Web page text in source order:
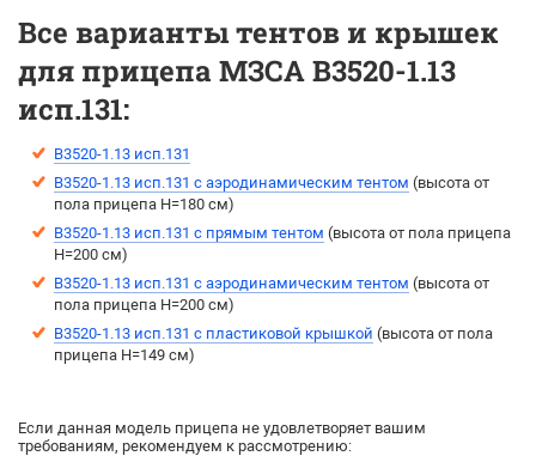
Все варианты тентов и крышек
для прицепа МЗСА B3520-1.13
исп.131:
B3520-1.13 исп.131
B3520-1.13 исп.131 с аэродинамическим тентом (выcота от
пола прицепа H=180 см)
B3520-1.13 исп.131 с прямым тентом (выcота от пола прицепа
H=200 см)
B3520-1.13 исп.131 с аэродинамическим тентом (выcота от
пола прицепа H=200 см)
B3520-1.13 исп.131 с пластиковой крышкой (высота от пола
прицепа H=149 см)
Если данная модель прицепа не удовлетворяет вашим
требованиям, рекомендуем к рассмотрению: